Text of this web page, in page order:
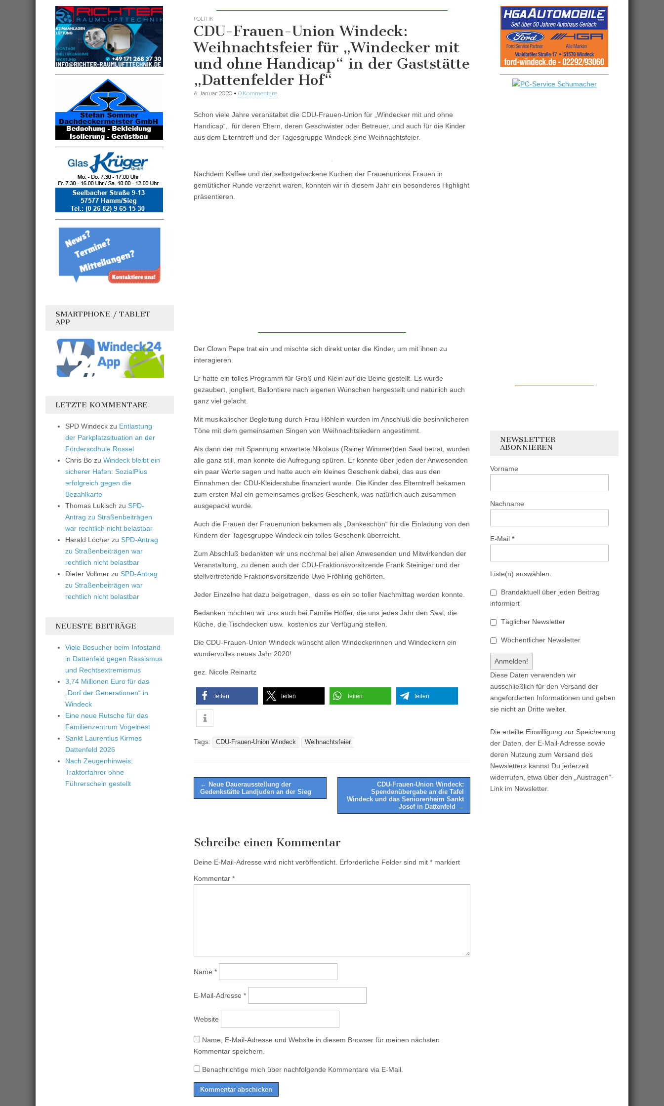
POLITIK
CDU-Frauen-Union Windeck:
Weihnachtsfeier für „Windecker mit
und ohne Handicap“ in der Gaststätte
„Dattenfelder Hof“
6. Januar 2020 • 0 Kommentare
Schon viele Jahre veranstaltet die CDU-Frauen-Union für „Windecker mit und ohne
Handicap“, für deren Eltern, deren Geschwister oder Betreuer, und auch für die Kinder
aus dem Elterntreff und der Tagesgruppe Windeck eine Weihnachtsfeier.
Nachdem Kaffee und der selbstgebackene Kuchen der Frauenunions Frauen in
gemütlicher Runde verzehrt waren, konnten wir in diesem Jahr ein besonderes Highlight
präsentieren.
Der Clown Pepe trat ein und mischte sich direkt unter die Kinder, um mit ihnen zu
interagieren.
Er hatte ein tolles Programm für Groß und Klein auf die Beine gestellt. Es wurde
gezaubert, jongliert, Ballontiere nach eigenen Wünschen hergestellt und natürlich auch
ganz viel gelacht.
Mit musikalischer Begleitung durch Frau Höhlein wurden im Anschluß die besinnlicheren
Töne mit dem gemeinsamen Singen von Weihnachtsliedern angestimmt.
Als dann der mit Spannung erwartete Nikolaus (Rainer Wimmer)den Saal betrat, wurden
alle ganz still, man konnte die Aufregung spüren. Er konnte über jeden der Anwesenden
ein paar Worte sagen und hatte auch ein kleines Geschenk dabei, das aus den
Einnahmen der CDU-Kleiderstube finanziert wurde. Die Kinder des Elterntreff bekamen
zum ersten Mal ein gemeinsames großes Geschenk, was natürlich auch zusammen
ausgepackt wurde.
Auch die Frauen der Frauenunion bekamen als „Dankeschön“ für die Einladung von den
Kindern der Tagesgruppe Windeck ein tolles Geschenk überreicht.
Zum Abschluß bedankten wir uns nochmal bei allen Anwesenden und Mitwirkenden der
Veranstaltung, zu denen auch der CDU-Fraktionsvorsitzende Frank Steiniger und der
stellvertretende Fraktionsvorsitzende Uwe Fröhling gehörten.
Jeder Einzelne hat dazu beigetragen, dass es ein so toller Nachmittag werden konnte.
Bedanken möchten wir uns auch bei Familie Höffer, die uns jedes Jahr den Saal, die
Küche, die Tischdecken usw. kostenlos zur Verfügung stellen.
Die CDU-Frauen-Union Windeck wünscht allen Windeckerinnen und Windeckern ein
wundervolles neues Jahr 2020!
gez. Nicole Reinartz
teilen teilen teilen teilen
Tags: CDU-Frauen-Union Windeck Weihnachtsfeier
Post
navigation
← Neue Dauerausstellung der
Gedenkstätte Landjuden an der Sieg
CDU-Frauen-Union Windeck:
Spendenübergabe an die Tafel
Windeck und das Seniorenheim Sankt
Josef in Dattenfeld →
Schreibe einen Kommentar
Deine E-Mail-Adresse wird nicht veröffentlicht. Erforderliche Felder sind mit * markiert
Kommentar *
Name *
E-Mail-Adresse *
Website
Name, E-Mail-Adresse und Website in diesem Browser für meinen nächsten
Kommentar speichern.
Benachrichtige mich über nachfolgende Kommentare via E-Mail.
SMARTPHONE / TABLET
APP
LETZTE KOMMENTARE
SPD Windeck zu Entlastung
der Parkplatzsituation an der
Förderscdhule Rossel
Chris Bo zu Windeck bleibt ein
sicherer Hafen: SozialPlus
erfolgreich gegen die
Bezahlkarte
Thomas Lukisch zu SPD-
Antrag zu Straßenbeiträgen
war rechtlich nicht belastbar
Harald Löcher zu SPD-Antrag
zu Straßenbeiträgen war
rechtlich nicht belastbar
Dieter Vollmer zu SPD-Antrag
zu Straßenbeiträgen war
rechtlich nicht belastbar
NEUESTE BEITRÄGE
Viele Besucher beim Infostand
in Dattenfeld gegen Rassismus
und Rechtsextremismus
3,74 Millionen Euro für das
„Dorf der Generationen“ in
Windeck
Eine neue Rutsche für das
Familienzentrum Vogelnest
Sankt Laurentius Kirmes
Dattenfeld 2026
Nach Zeugenhinweis:
Traktorfahrer ohne
Führerschein gestellt
NEWSLETTER
ABONNIEREN
Vorname
Nachname
E-Mail *
Liste(n) auswählen:
Brandaktuell über jeden Beitrag
informiert
Täglicher Newsletter
Wöchentlicher Newsletter
Diese Daten verwenden wir
ausschließlich für den Versand der
angeforderten Informationen und geben
sie nicht an Dritte weiter.
Die erteilte Einwilligung zur Speicherung
der Daten, der E-Mail-Adresse sowie
deren Nutzung zum Versand des
Newsletters kannst Du jederzeit
widerrufen, etwa über den „Austragen“-
Link im Newsletter.